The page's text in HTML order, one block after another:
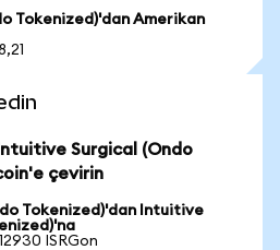
Tokenized)'dan Amerikan
Surgical (Ondo
çevirin
Tokenized)'dan Intuitive
ISRGon